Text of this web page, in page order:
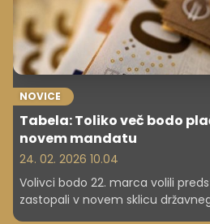
NOVICE
Tabela: Toliko več bodo
novem mandatu
24. 02. 2026 10.04
Volivci bodo 22. marca volili
zastopali v novem sklicu